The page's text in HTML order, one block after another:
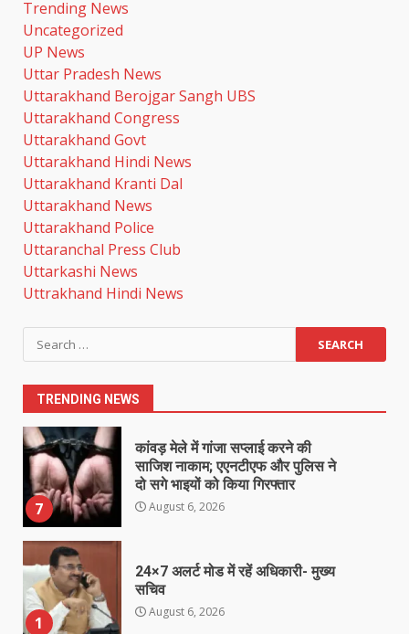
Trending News
Uncategorized
UP News
Uttar Pradesh News
Uttarakhand Berojgar Sangh UBS
Uttarakhand Congress
Uttarakhand Govt
Uttarakhand Hindi News
Uttarakhand Kranti Dal
Uttarakhand News
Uttarakhand Police
Uttaranchal Press Club
Uttarkashi News
Uttrakhand Hindi News
Search
for:
TRENDING NEWS
3
4
अलर्ट, ऋषिकेश में बम निरोधक दस्ते का
सघन चेकिंग अभियान
August 6, 2026
5
झारखंड छात्र आंदोलन ने बढ़ाई सरकार
घेराव का ऐलान
August 6, 2026
6
एलआईसी के ओएफएस को जबरदस्त
करोड़ रुपये
7
कांवड़ मेले में गांजा सप्लाई करने की
दो सगे भाइयों को किया गिरफ्तार
August 6, 2026
1
August 6, 2026